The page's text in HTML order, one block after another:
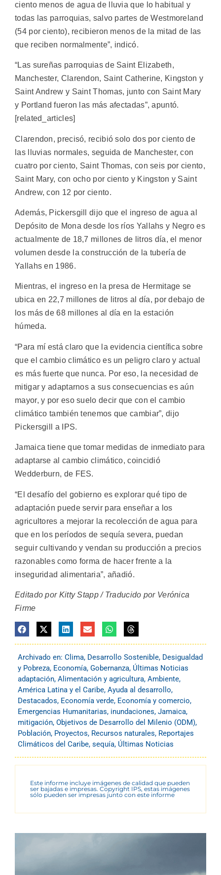
ciento menos de agua de lluvia que lo habitual y
todas las parroquias, salvo partes de Westmoreland
(54 por ciento), recibieron menos de la mitad de las
que reciben normalmente”, indicó.
“Las sureñas parroquias de Saint Elizabeth,
Manchester, Clarendon, Saint Catherine, Kingston y
Saint Andrew y Saint Thomas, junto con Saint Mary
y Portland fueron las más afectadas”, apuntó.
[related_articles]
Clarendon, precisó, recibió solo dos por ciento de
las lluvias normales, seguida de Manchester, con
cuatro por ciento, Saint Thomas, con seis por ciento,
Saint Mary, con ocho por ciento y Kingston y Saint
Andrew, con 12 por ciento.
Además, Pickersgill dijo que el ingreso de agua al
Depósito de Mona desde los ríos Yallahs y Negro es
actualmente de 18,7 millones de litros día, el menor
volumen desde la construcción de la tubería de
Yallahs en 1986.
Mientras, el ingreso en la presa de Hermitage se
ubica en 22,7 millones de litros al día, por debajo de
los más de 68 millones al día en la estación
húmeda.
“Para mí está claro que la evidencia científica sobre
que el cambio climático es un peligro claro y actual
es más fuerte que nunca. Por eso, la necesidad de
mitigar y adaptarnos a sus consecuencias es aún
mayor, y por eso suelo decir que con el cambio
climático también tenemos que cambiar”, dijo
Pickersgill a IPS.
Jamaica tiene que tomar medidas de inmediato para
adaptarse al cambio climático, coincidió
Wedderburn, de FES.
“El desafío del gobierno es explorar qué tipo de
adaptación puede servir para enseñar a los
agricultores a mejorar la recolección de agua para
que en los períodos de sequía severa, puedan
seguir cultivando y vendan su producción a precios
razonables como forma de hacer frente a la
inseguridad alimentaria”, añadió.
Editado por Kitty Stapp / Traducido por Verónica
Firme
Archivado en: Clima, Desarrollo Sostenible, Desigualdad
y Pobreza, Economía, Gobernanza, Últimas Noticias
adaptación, Alimentación y agricultura, Ambiente,
América Latina y el Caribe, Ayuda al desarrollo,
Destacados, Economía verde, Economía y comercio,
Emergencias Humanitarias, inundaciones, Jamaica,
mitigación, Objetivos de Desarrollo del Milenio (ODM),
Población, Proyectos, Recursos naturales, Reportajes
Climáticos del Caribe, sequía, Últimas Noticias
Este informe incluye imágenes de calidad que pueden
ser bajadas e impresas. Copyright IPS, estas imágenes
sólo pueden ser impresas junto con este informe